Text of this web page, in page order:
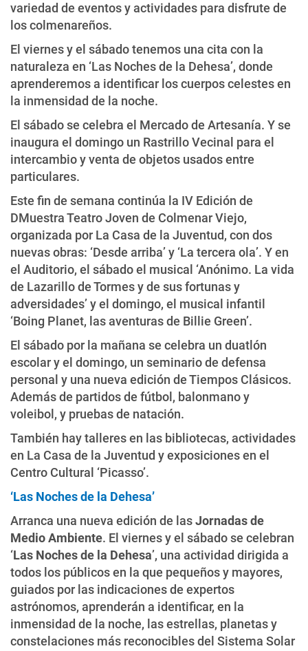
variedad de eventos y actividades para disfrute de
los colmenareños.
El viernes y el sábado tenemos una cita con la
naturaleza en ‘Las Noches de la Dehesa’, donde
aprenderemos a identificar los cuerpos celestes en
la inmensidad de la noche.
El sábado se celebra el Mercado de Artesanía. Y se
inaugura el domingo un Rastrillo Vecinal para el
intercambio y venta de objetos usados entre
particulares.
Este fin de semana continúa la IV Edición de
DMuestra Teatro Joven de Colmenar Viejo,
organizada por La Casa de la Juventud, con dos
nuevas obras: ‘Desde arriba’ y ‘La tercera ola’. Y en
el Auditorio, el sábado el musical ‘Anónimo. La vida
de Lazarillo de Tormes y de sus fortunas y
adversidades’ y el domingo, el musical infantil
‘Boing Planet, las aventuras de Billie Green’.
El sábado por la mañana se celebra un duatlón
escolar y el domingo, un seminario de defensa
personal y una nueva edición de Tiempos Clásicos.
Además de partidos de fútbol, balonmano y
voleibol, y pruebas de natación.
También hay talleres en las bibliotecas, actividades
en La Casa de la Juventud y exposiciones en el
Centro Cultural ‘Picasso’.
‘Las Noches de la Dehesa’
Arranca una nueva edición de lasJornadas de
Medio Ambiente. El viernes y el sábado se celebran
‘Las Noches de la Dehesa’, una actividad dirigida a
todos los públicos en la que pequeños y mayores,
guiados por las indicaciones de expertos
astrónomos, aprenderán a identificar, en la
inmensidad de la noche, las estrellas, planetas y
constelaciones más reconocibles del Sistema Solar